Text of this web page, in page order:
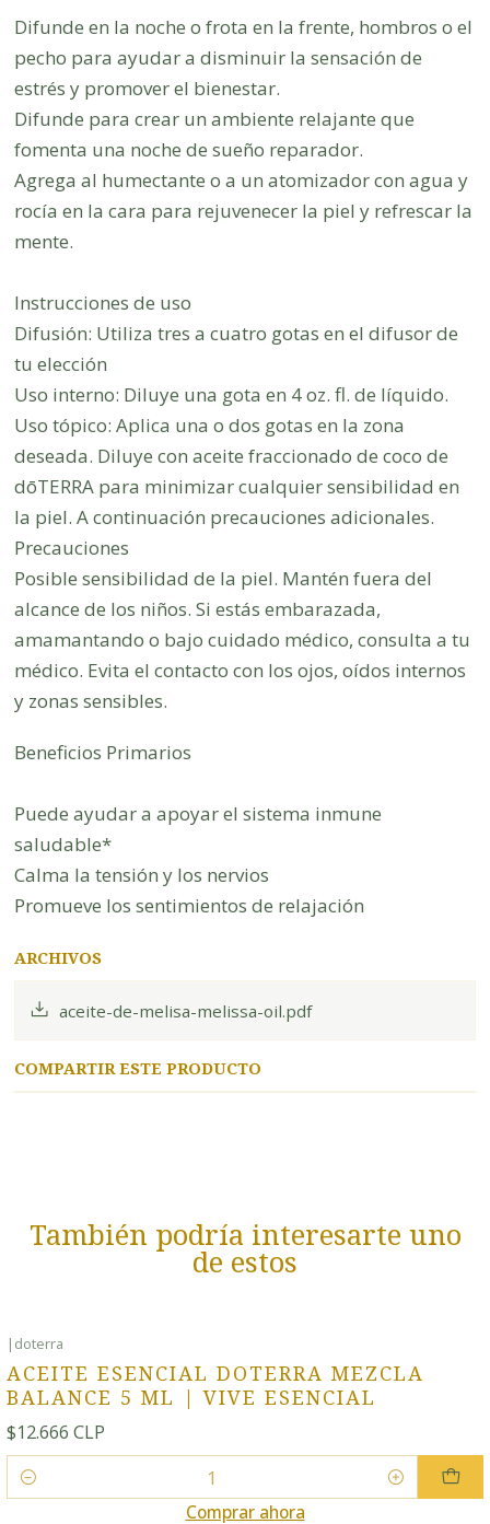
Difunde en la noche o frota en la frente, hombros o el
pecho para ayudar a disminuir la sensación de
estrés y promover el bienestar.
Difunde para crear un ambiente relajante que
fomenta una noche de sueño reparador.
Agrega al humectante o a un atomizador con agua y
rocía en la cara para rejuvenecer la piel y refrescar la
mente.
Instrucciones de uso
Difusión: Utiliza tres a cuatro gotas en el difusor de
tu elección
Uso interno: Diluye una gota en 4 oz. fl. de líquido.
Uso tópico: Aplica una o dos gotas en la zona
deseada. Diluye con aceite fraccionado de coco de
dōTERRA para minimizar cualquier sensibilidad en
la piel. A continuación precauciones adicionales.
Precauciones
Posible sensibilidad de la piel. Mantén fuera del
alcance de los niños. Si estás embarazada,
amamantando o bajo cuidado médico, consulta a tu
médico. Evita el contacto con los ojos, oídos internos
y zonas sensibles.
Beneficios Primarios
Puede ayudar a apoyar el sistema inmune
saludable*
Calma la tensión y los nervios
Promueve los sentimientos de relajación
ARCHIVOS
aceite-de-melisa-melissa-oil.pdf
COMPARTIR ESTE PRODUCTO
También podría interesarte uno
de estos
| doterra
ACEITE ESENCIAL DOTERRA MEZCLA
BALANCE 5 ML | VIVE ESENCIAL
$12.666 CLP
Cantidad
Comprar ahora